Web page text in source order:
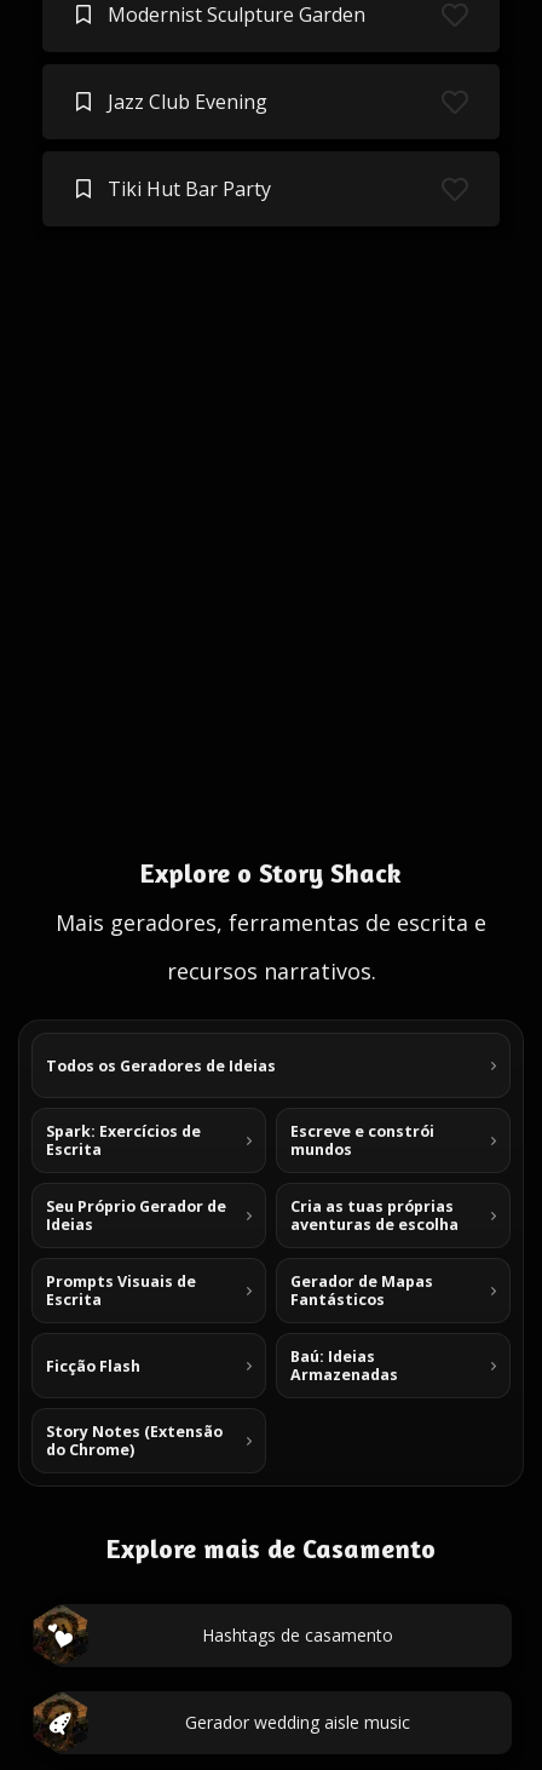
Modernist Sculpture Garden
Jazz Club Evening
Tiki Hut Bar Party
Explore o Story Shack
Mais geradores, ferramentas de escrita e
recursos narrativos.
Todos os Geradores de Ideias
Spark: Exercícios de
Escrita
Escreve e constrói
mundos
Seu Próprio Gerador de
Ideias
Cria as tuas próprias
aventuras de escolha
Prompts Visuais de
Escrita
Gerador de Mapas
Fantásticos
Ficção Flash
Baú: Ideias
Armazenadas
Story Notes (Extensão
do Chrome)
Explore mais de Casamento
Hashtags de casamento
Gerador wedding aisle music